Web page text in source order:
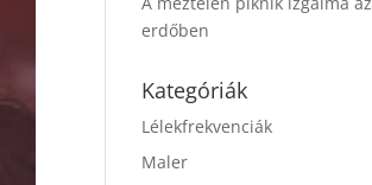
erdőben
Kategóriák
Lélekfrekvenciák
Maler